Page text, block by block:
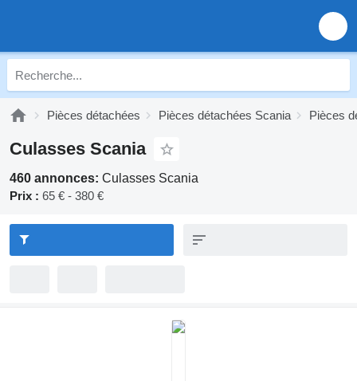
Pièces détachées Pièces détachées Scania Pièces
Culasses Scania
460 annonces: Culasses Scania
Prix : 65 € - 380 €